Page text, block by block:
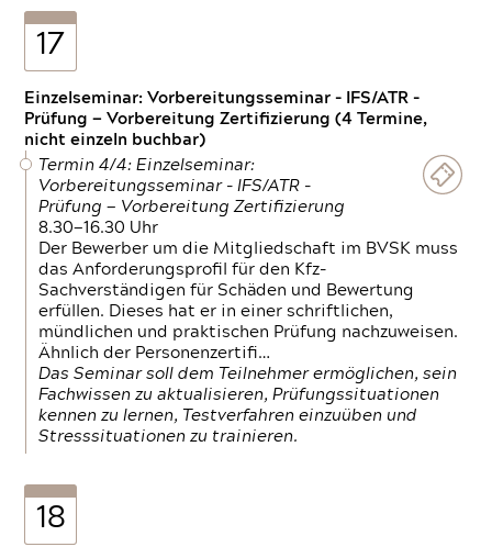
17
Einzelseminar: Vorbereitungsseminar - IFS/ATR -
Prüfung — Vorbereitung Zertifizierung (4 Termine,
nicht einzeln buchbar)
Termin 4/4: Einzelseminar:
Vorbereitungsseminar - IFS/ATR -
Prüfung — Vorbereitung Zertifizierung
8.30—16.30 Uhr
Der Bewerber um die Mitgliedschaft im BVSK muss
das Anforderungsprofil für den Kfz-
Sachverständigen für Schäden und Bewertung
erfüllen. Dieses hat er in einer schriftlichen,
mündlichen und praktischen Prüfung nachzuweisen.
Ähnlich der Personenzertifi…
Das Seminar soll dem Teilnehmer ermöglichen, sein
Fachwissen zu aktualisieren, Prüfungssituationen
kennen zu lernen, Testverfahren einzuüben und
Stresssituationen zu trainieren.
18